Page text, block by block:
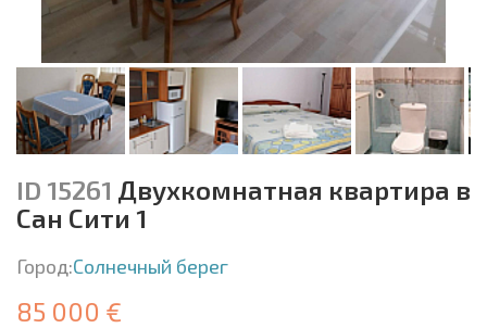
ID 15261 Двухкомнатная квартира в
Сан Сити 1
Город:Солнечный берег
85 000 €